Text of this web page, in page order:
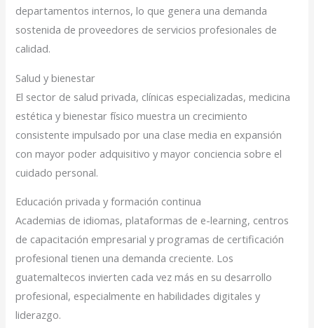
departamentos internos, lo que genera una demanda
sostenida de proveedores de servicios profesionales de
calidad.
Salud y bienestar
El sector de salud privada, clínicas especializadas, medicina
estética y bienestar físico muestra un crecimiento
consistente impulsado por una clase media en expansión
con mayor poder adquisitivo y mayor conciencia sobre el
cuidado personal.
Educación privada y formación continua
Academias de idiomas, plataformas de e-learning, centros
de capacitación empresarial y programas de certificación
profesional tienen una demanda creciente. Los
guatemaltecos invierten cada vez más en su desarrollo
profesional, especialmente en habilidades digitales y
liderazgo.